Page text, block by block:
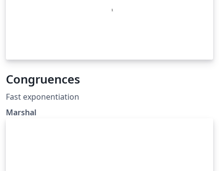
Congruences
Fast exponentiation
Marshal